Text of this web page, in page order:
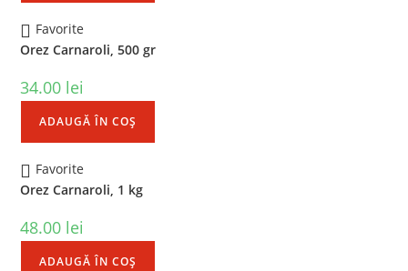
Favorite
Orez Carnaroli, 500 gr
34.00 lei
ADAUGĂ ÎN COȘ
Favorite
Orez Carnaroli, 1 kg
48.00 lei
ADAUGĂ ÎN COȘ